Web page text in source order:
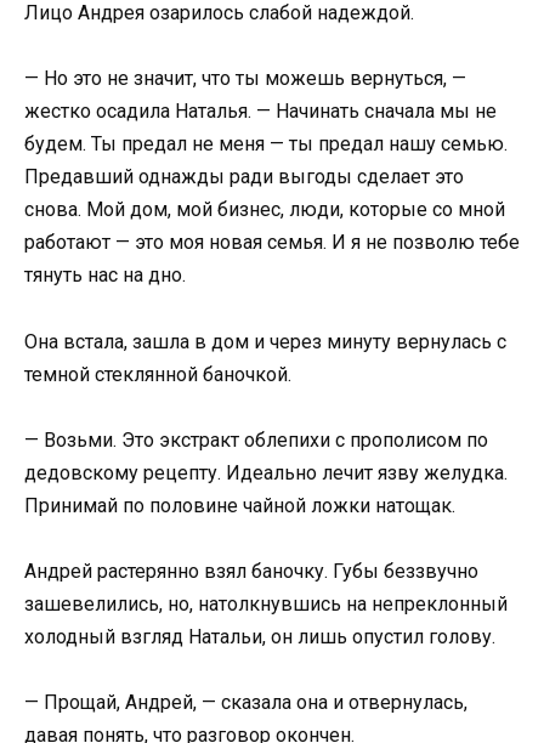
Лицо Андрея озарилось слабой надеждой.
— Но это не значит, что ты можешь вернуться, —
жестко осадила Наталья. — Начинать сначала мы не
будем. Ты предал не меня — ты предал нашу семью.
Предавший однажды ради выгоды сделает это
снова. Мой дом, мой бизнес, люди, которые со мной
работают — это моя новая семья. И я не позволю тебе
тянуть нас на дно.
Она встала, зашла в дом и через минуту вернулась с
темной стеклянной баночкой.
— Возьми. Это экстракт облепихи с прополисом по
дедовскому рецепту. Идеально лечит язву желудка.
Принимай по половине чайной ложки натощак.
Андрей растерянно взял баночку. Губы беззвучно
зашевелились, но, натолкнувшись на непреклонный
холодный взгляд Натальи, он лишь опустил голову.
— Прощай, Андрей, — сказала она и отвернулась,
давая понять, что разговор окончен.